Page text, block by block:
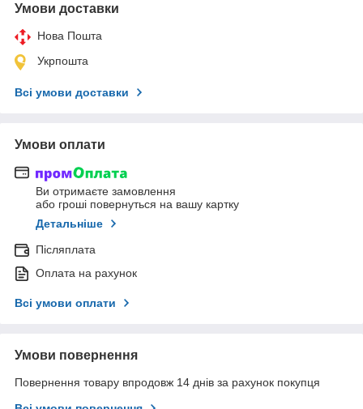
Умови доставки
Нова Пошта
Укрпошта
Всі умови доставки
Умови оплати
Ви отримаєте замовлення
або гроші повернуться на вашу картку
Детальніше
Післяплата
Оплата на рахунок
Всі умови оплати
Умови повернення
Повернення товару впродовж 14 днів за рахунок покупця